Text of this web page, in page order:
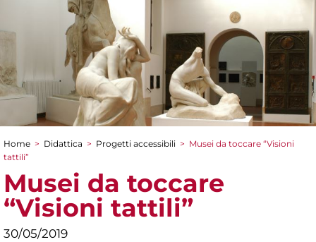
Tu sei qui
Home > Didattica > Progetti accessibili > Musei da toccare “Visioni
tattili”
Musei da toccare
“Visioni tattili”
30/05/2019